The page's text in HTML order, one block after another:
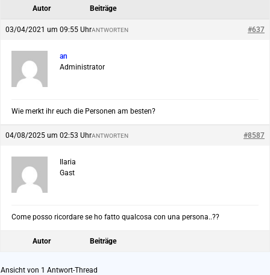
Autor Beiträge
03/04/2021 um 09:55 Uhr #637
ANTWORTEN
an
Administrator
Wie merkt ihr euch die Personen am besten?
04/08/2025 um 02:53 Uhr #8587
ANTWORTEN
Ilaria
Gast
Come posso ricordare se ho fatto qualcosa con una persona..??
Autor Beiträge
Ansicht von 1 Antwort-Thread